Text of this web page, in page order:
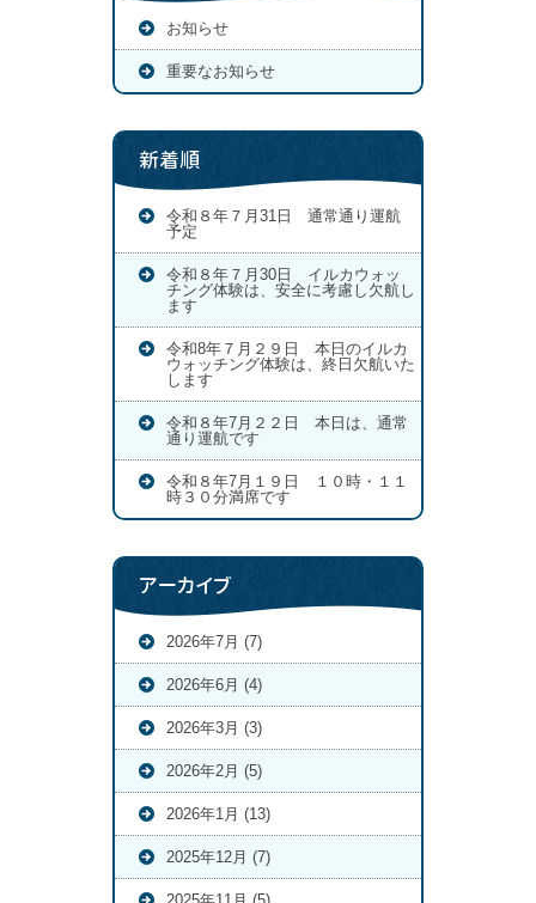
お知らせ
重要なお知らせ
新着順
令和８年７月31日 通常通り運航
予定
令和８年７月30日 イルカウォッ
チング体験は、安全に考慮し欠航し
ます
令和8年７月２９日 本日のイルカ
ウォッチング体験は、終日欠航いた
します
令和８年7月２２日 本日は、通常
通り運航です
令和８年7月１９日 １０時・１１
時３０分満席です
アーカイブ
2026年7月 (7)
2026年6月 (4)
2026年3月 (3)
2026年2月 (5)
2026年1月 (13)
2025年12月 (7)